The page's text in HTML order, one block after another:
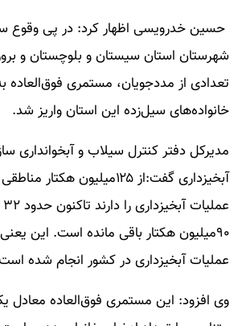
حسین خدرویسی اظهار کرد: در پی وقوع
شهرستان استان سیستان و بلوچستان و
تعدادی از مددجویان، مستمری
خانواده‌های سیل‌زده این استان واریز شد.
مدیرکل دفتر کنترل سیلاب و آبخوانداری
آبخیزداری گفت:از ۱۲۵میلیون
عملیات آبخیزداری در کشور انجام شده
وی افزود: این مستمری فوق‌العاده